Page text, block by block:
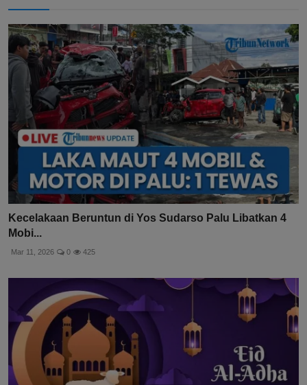
Kecelakaan Beruntun di Yos Sudarso Palu Libatkan 4
Mobi...
Mar 11, 2026 0 425